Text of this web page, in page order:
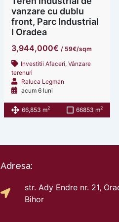
vanzare cu dublu
front, Parc Industrial
I Oradea
3,944,000€ / 59€/sqm
Investitii Afaceri, Vânzare
terenuri
Raluca Legman
acum 6 luni
66,853 m2 66853 m2
Adresa:
str. Ady Endre nr. 21,
Bihor